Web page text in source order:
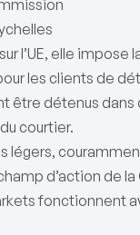
l’UE, elle impose
les clients de
être détenus
courtier.
légers,
d’action de la
fonctionnent